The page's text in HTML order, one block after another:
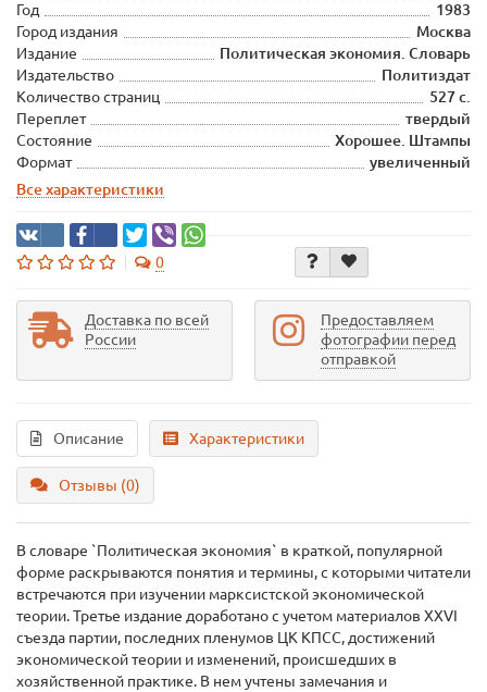
Год
1983
Город издания
Москва
Издание
Политическая экономия. Словарь
Издательство
Политиздат
Количество страниц
527 с.
Переплет
твердый
Состояние
Хорошее. Штампы
Формат
увеличенный
Все характеристики
0
Доставка по всей
России
Предоставляем
фотографии перед
отправкой
Описание Характеристики
Отзывы (0)
В словаре `Политическая экономия` в краткой, популярной
форме раскрываются понятия и термины, с которыми читатели
встречаются при изучении марксистской экономической
теории. Третье издание доработано с учетом материалов XXVI
съезда партии, последних пленумов ЦК КПСС, достижений
экономической теории и изменений, происшедших в
хозяйственной практике. В нем учтены замечания и